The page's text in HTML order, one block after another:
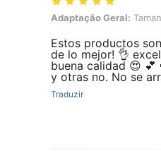
Adaptação Geral: Tamanho
Adaptação Geral:
Estos productos
de lo mejor! 👌
buena calidad 😍
y otras no. No se
Traduzir